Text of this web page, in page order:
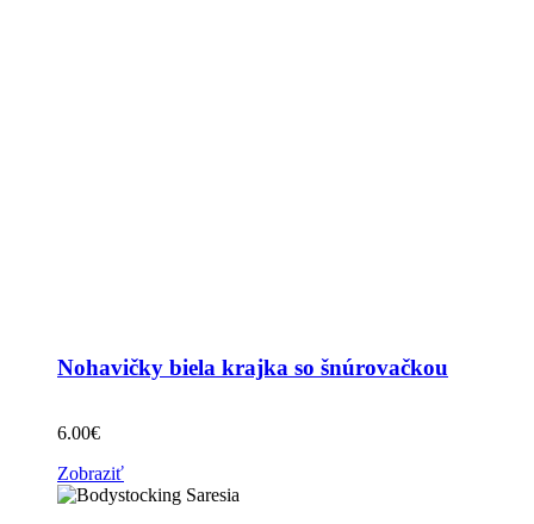
Nohavičky biela krajka so šnúrovačkou
6.00€
Zobraziť